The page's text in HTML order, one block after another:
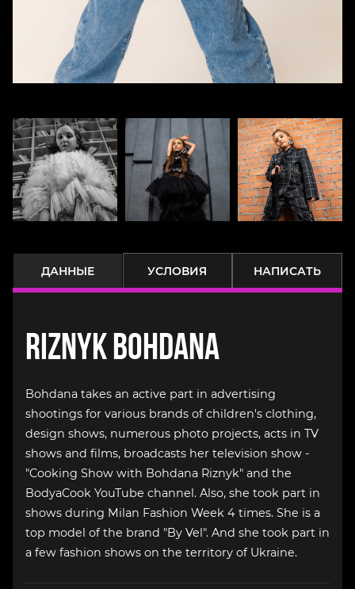
ДАННЫЕ УСЛОВИЯ НАПИСАТЬ
Riznyk Bohdana
Bohdana takes an active part in advertising
shootings for various brands of children's clothing,
design shows, numerous photo projects, acts in TV
shows and films, broadcasts her television show -
"Cooking Show with Bohdana Riznyk" and the
BodyaCook YouTube channel. Also, she took part in
shows during Milan Fashion Week 4 times. She is a
top model of the brand "By Vel". And she took part in
a few fashion shows on the territory of Ukraine.